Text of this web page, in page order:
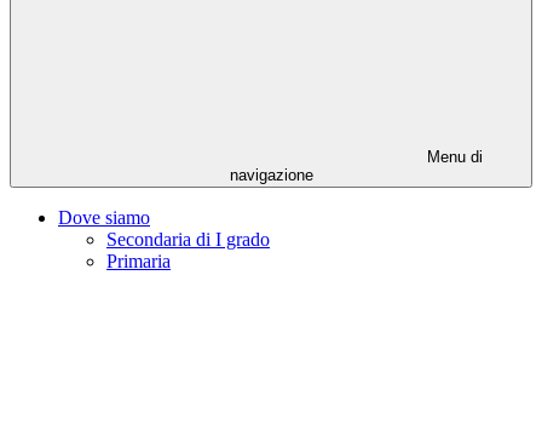
Menu di
navigazione
Dove siamo
Secondaria di I grado
Primaria